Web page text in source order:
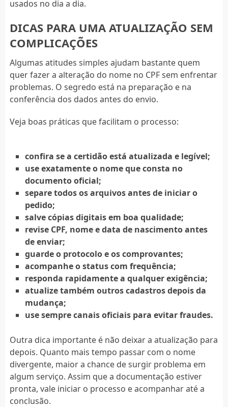
usados no dia a dia.
DICAS PARA UMA ATUALIZAÇÃO SEM
COMPLICAÇÕES
Algumas atitudes simples ajudam bastante quem
quer fazer a alteração do nome no CPF sem enfrentar
problemas. O segredo está na preparação e na
conferência dos dados antes do envio.
Veja boas práticas que facilitam o processo:
confira se a certidão está atualizada e legível;
use exatamente o nome que consta no
documento oficial;
separe todos os arquivos antes de iniciar o
pedido;
salve cópias digitais em boa qualidade;
revise CPF, nome e data de nascimento antes
de enviar;
guarde o protocolo e os comprovantes;
acompanhe o status com frequência;
responda rapidamente a qualquer exigência;
atualize também outros cadastros depois da
mudança;
use sempre canais oficiais para evitar fraudes.
Outra dica importante é não deixar a atualização para
depois. Quanto mais tempo passar com o nome
divergente, maior a chance de surgir problema em
algum serviço. Assim que a documentação estiver
pronta, vale iniciar o processo e acompanhar até a
conclusão.